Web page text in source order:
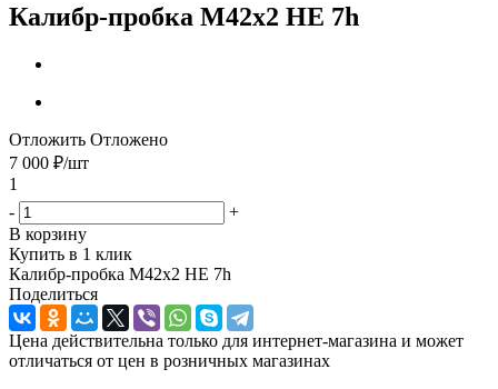
Калибр-пробка М42х2 НЕ 7h
Отложить Отложено
7 000 ₽/шт
1
-
+
В корзину
Купить в 1 клик
Калибр-пробка М42х2 НЕ 7h
Поделиться
Цена действительна только для интернет-магазина и может
отличаться от цен в розничных магазинах